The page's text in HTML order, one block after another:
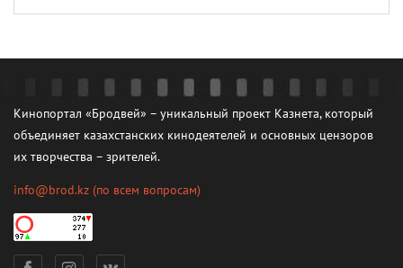
Кинопортал «Бродвей» – уникальный проект Казнета, который
объединяет казахстанских кинодеятелей и основных цензоров
их творчества – зрителей.
info@brod.kz (по всем вопросам)